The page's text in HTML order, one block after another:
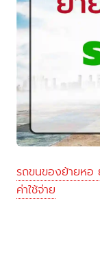
รถขนของย้ายหอ
ค่าใช้จ่าย